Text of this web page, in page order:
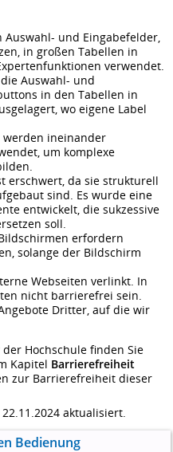
und Eingabefelder,
in großen Tabellen in
verwendet.
Auswahl- und
in den Tabellen in
wo eigene Label
werden ineinander
um komplexe
erschwert, da sie strukturell
sind. Es wurde eine
entwickelt, die sukzessive
soll.
erfordern
solange der Bildschirm
Webseiten verlinkt. In
nicht barrierefrei sein.
Dritter, auf die wir
Hochschule finden Sie
Kapitel Barrierefreiheit
zur Barrierefreiheit dieser
aktualisiert.
Bedienung